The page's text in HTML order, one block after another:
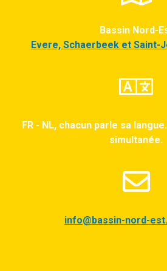
Bassin Nord-
Evere, Schaerbeek et Saint-
FR - NL, chacun parle sa
simultanée.
info@bassin-nord-